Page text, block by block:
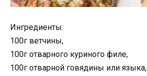
Ингредиенты:
100г ветчины,
100г отварного куриного филе,
100г отварной говядины или языка,